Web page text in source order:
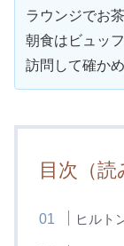
ラウンジでお
朝食はビュッ
訪問して確か
目次（読
ヒルト